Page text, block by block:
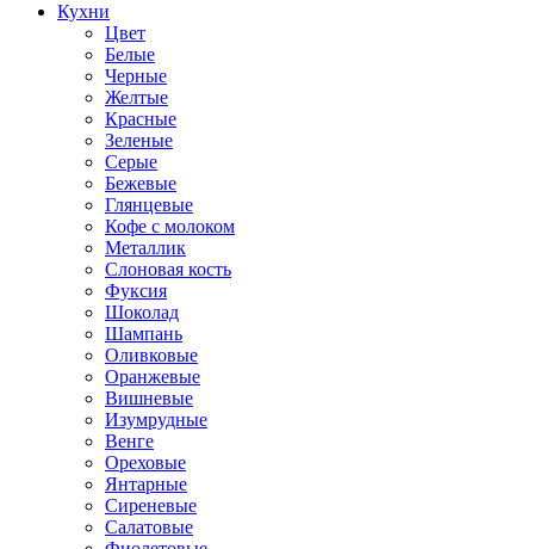
Кухни
Цвет
Белые
Черные
Желтые
Красные
Зеленые
Серые
Бежевые
Глянцевые
Кофе с молоком
Металлик
Слоновая кость
Фуксия
Шоколад
Шампань
Оливковые
Оранжевые
Вишневые
Изумрудные
Венге
Ореховые
Янтарные
Сиреневые
Салатовые